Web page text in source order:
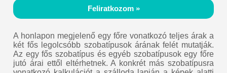
Feliratkozom »
A honlapon megjelenő egy főre vonatkozó teljes árak a
két fős legolcsóbb szobatípusok árának felét mutatják.
Az egy fős szobatípus és egyéb szobatípusok egy főre
jutó árai ettől eltérhetnek. A konkrét más szobatípusra